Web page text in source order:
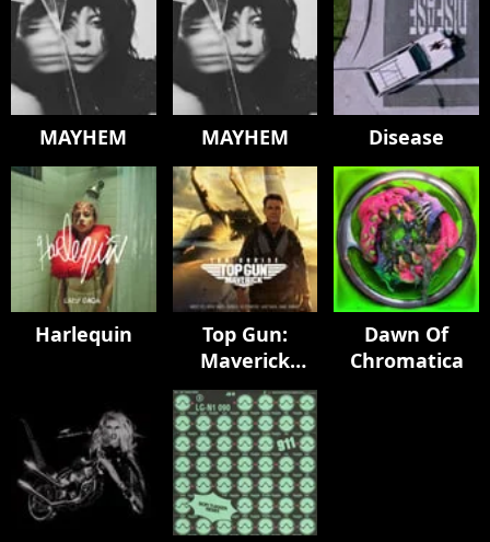
MAYHEM MAYHEM Disease
Harlequin
Top Gun:
Maverick
(Music From
The Motion
Picture)
Dawn Of
Chromatica